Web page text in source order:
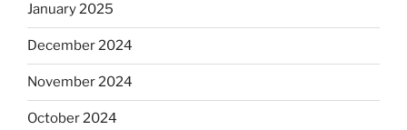
January 2025
December 2024
November 2024
October 2024